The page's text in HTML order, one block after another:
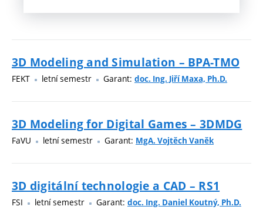
3D Modeling and Simulation – BPA-TMO
FEKT letní semestr Garant: doc. Ing. Jiří Maxa, Ph.D.
3D Modeling for Digital Games – 3DMDG
FaVU letní semestr Garant: MgA. Vojtěch Vaněk
3D digitální technologie a CAD – RS1
FSI letní semestr Garant: doc. Ing. Daniel Koutný, Ph.D.